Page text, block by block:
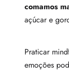
comamos
açúcar e
Praticar
emoções